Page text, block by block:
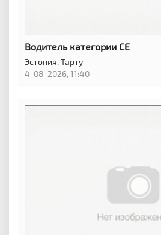
Водитель категории CE
Эстония,Тарту
4-08-2026, 11:40